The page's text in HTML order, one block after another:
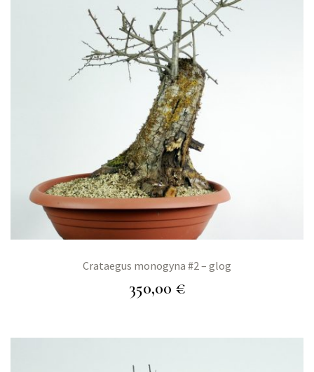
Crataegus monogyna #2 – glog
350,00 €